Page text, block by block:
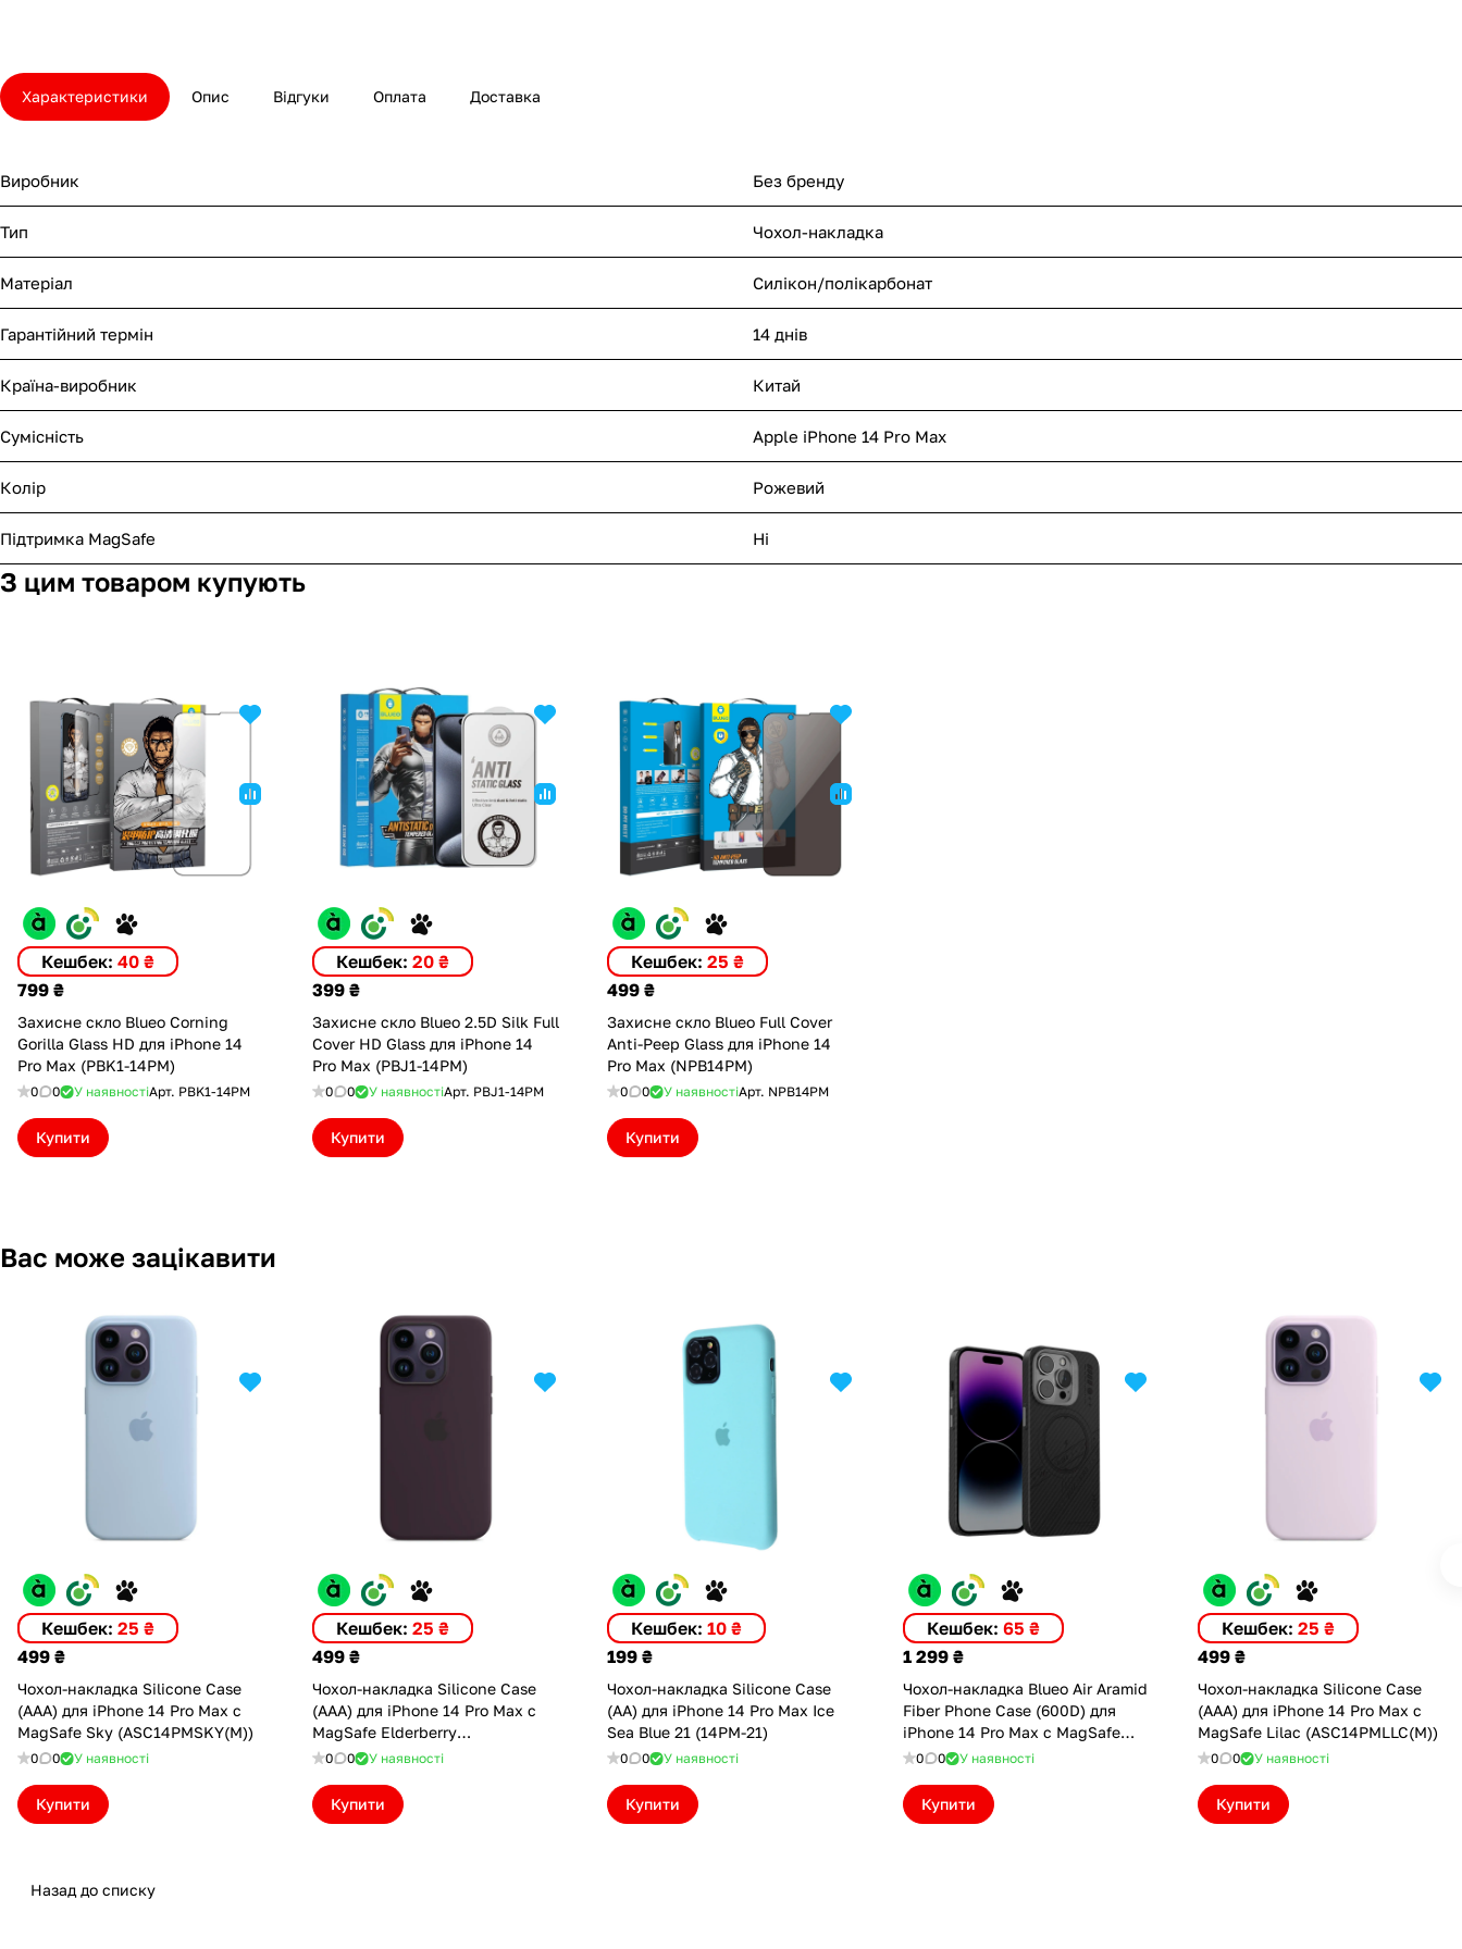
Характеристики Опис Відгуки Оплата Доставка
Виробник Без бренду
Тип Чохол-накладка
Матеріал Силікон/полікарбонат
Гарантійний термін 14 днів
Країна-виробник Китай
Сумісність Apple iPhone 14 Pro Max
Колір Рожевий
Підтримка MagSafe Ні
З цим товаром купують
Кешбек: 40 ₴
799 ₴
Захисне скло Blueo Corning
Gorilla Glass HD для iPhone 14
Pro Max (PBK1-14PM)
0 0 У наявностіАрт. PBK1-14PM
Купити
Кешбек:20 ₴
399 ₴
Захисне скло Blueo 2.5D Silk Full
Cover HD Glass для iPhone 14
Pro Max (PBJ1-14PM)
0 0 У наявностіАрт. PBJ1-14PM
Купити
Кешбек:25 ₴
499 ₴
Захисне скло Blueo Full Cover
Anti-Peep Glass для iPhone 14
Pro Max (NPB14PM)
0 0 У наявностіАрт. NPB14PM
Купити
Вас може зацікавити
Кешбек: 25 ₴
499 ₴
Чохол-накладка Silicone Case
(AAA) для iPhone 14 Pro Max с
MagSafe Sky (ASC14PMSKY(M))
0 0 У наявності
Купити
Кешбек:25 ₴
499 ₴
Чохол-накладка Silicone Case
(AAA) для iPhone 14 Pro Max с
MagSafe Elderberry
(ASC14PMELD(M))
0 0 У наявності
Купити
Кешбек:10 ₴
199 ₴
Чохол-накладка Silicone Case
(AA) для iPhone 14 Pro Max Ice
Sea Blue 21 (14PM-21)
0 0 У наявності
Купити
Кешбек: 65 ₴
1 299 ₴
Чохол-накладка Blueo Air Aramid
Fiber Phone Case (600D) для
iPhone 14 Pro Max с MagSafe
(B48-14PM)
0 0 У наявності
Купити
Кешбек: 25 ₴
499 ₴
Чохол-накладка Silicone Case
(AAA) для iPhone 14 Pro Max с
MagSafe Lilac (ASC14PMLLC(M))
0 0 У наявності
Купити
Назад до списку